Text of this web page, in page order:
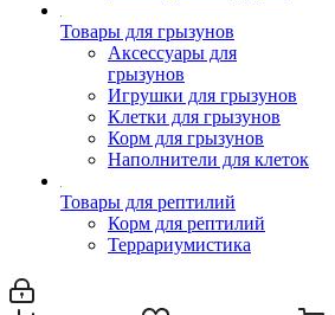
Товары для грызунов
Аксессуары для
грызунов
Игрушки для грызунов
Клетки для грызунов
Корм для грызунов
Наполнители для клеток
Товары для рептилий
Корм для рептилий
Террариумистика